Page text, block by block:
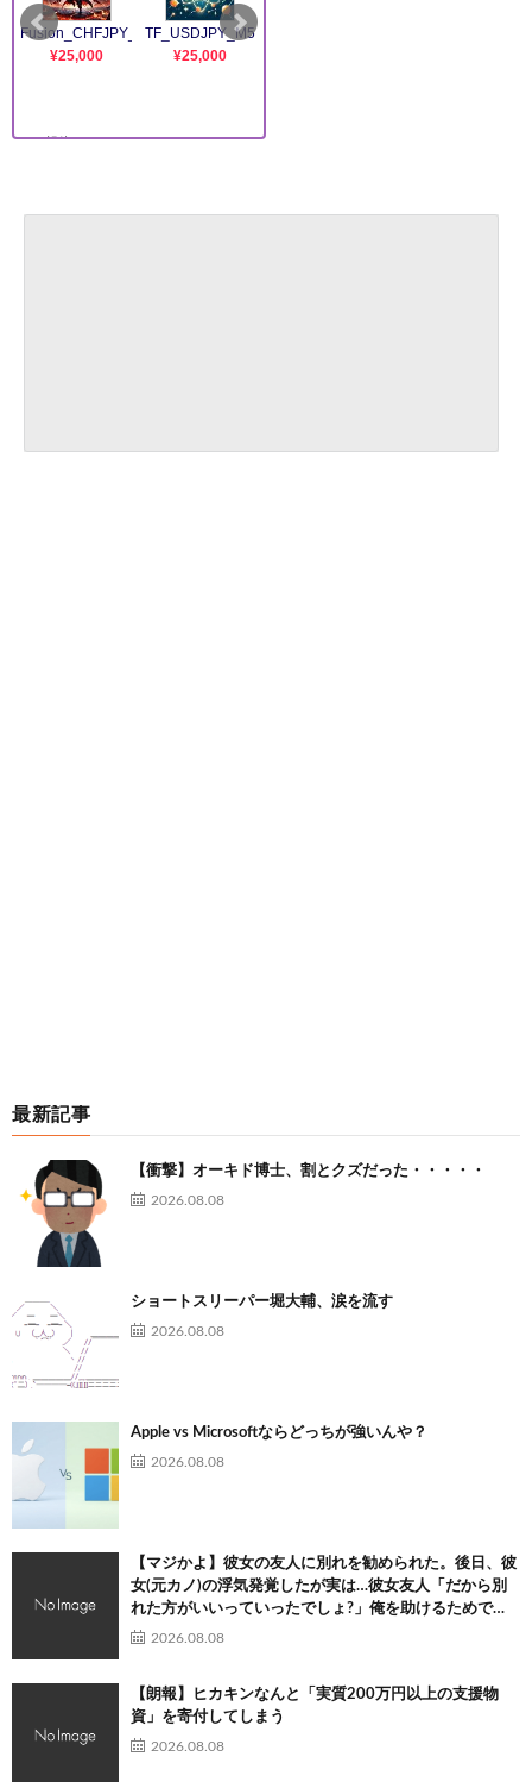
最新記事
【衝撃】オーキド博士、割とクズだった・・・・・
2026.08.08
ショートスリーパー堀大輔、涙を流す
2026.08.08
Apple vs Microsoftならどっちが強いんや？
2026.08.08
【マジかよ】彼女の友人に別れを勧められた。後日、彼
女(元カノ)の浮気発覚したが実は…彼女友人「だから別
れた方がいいっていったでしょ?」俺を助けるためで…
2026.08.08
【朗報】ヒカキンなんと「実質200万円以上の支援物
資」を寄付してしまう
2026.08.08